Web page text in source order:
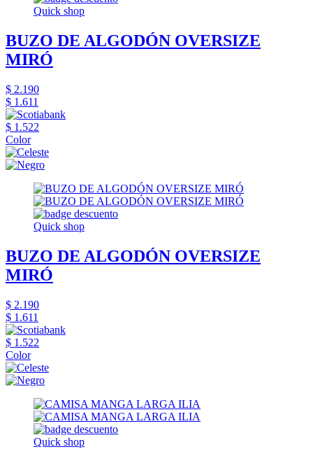
Quick shop
BUZO DE ALGODÓN OVERSIZE
MIRÓ
$ 2.190
$ 1.611
$ 1.522
Color
Quick shop
BUZO DE ALGODÓN OVERSIZE
MIRÓ
$ 2.190
$ 1.611
$ 1.522
Color
Quick shop